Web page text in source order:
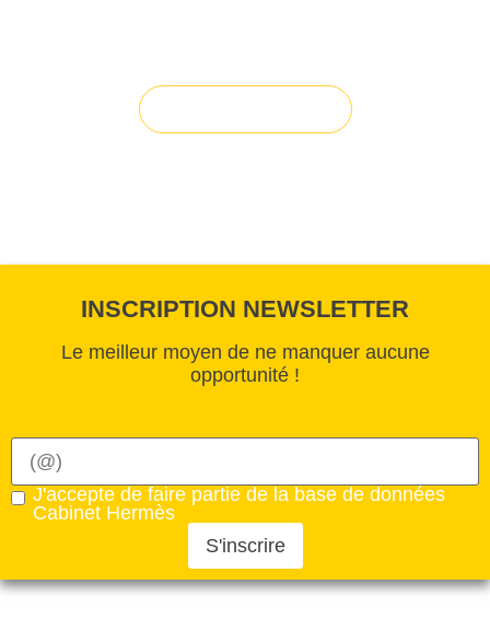
INSCRIPTION NEWSLETTER
Le meilleur moyen de ne manquer aucune
opportunité !
J'accepte de faire partie de la base de données
Cabinet Hermès
S'inscrire